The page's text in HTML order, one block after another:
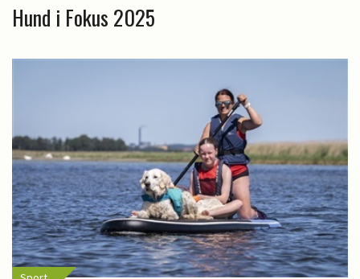
Hund i Fokus 2025